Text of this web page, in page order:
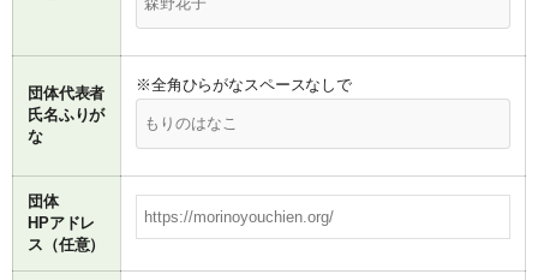
団体代表者
氏名ふりが
な
※全角ひらがなスペースなしで
団体
HPアドレ
ス（任意）